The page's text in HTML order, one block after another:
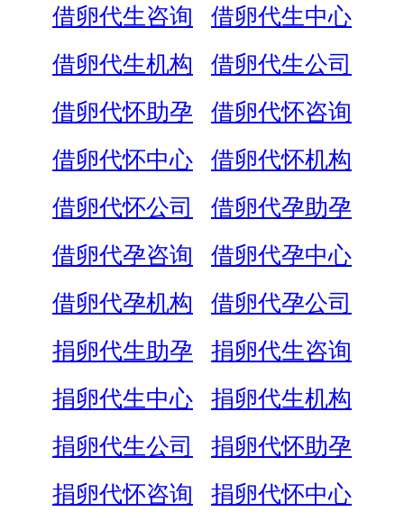
借卵代生咨询
借卵代生中心
借卵代生机构
借卵代生公司
借卵代怀助孕
借卵代怀咨询
借卵代怀中心
借卵代怀机构
借卵代怀公司
借卵代孕助孕
借卵代孕咨询
借卵代孕中心
借卵代孕机构
借卵代孕公司
捐卵代生助孕
捐卵代生咨询
捐卵代生中心
捐卵代生机构
捐卵代生公司
捐卵代怀助孕
捐卵代怀咨询
捐卵代怀中心